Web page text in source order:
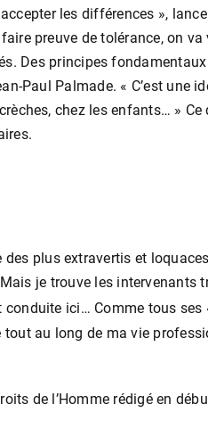
les différences »,
preuve de tolérance, on
Des principes
Paul Palmade. « C’est une
chez les enfants… »
plus extravertis et
je trouve les intervenants
ici… Comme tous ses
au long de ma vie
de l’Homme rédigé en